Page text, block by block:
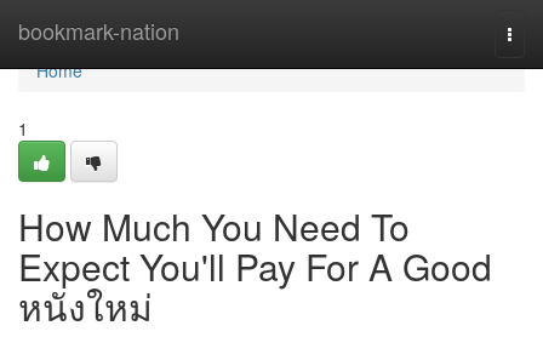
bookmark-nation
Home
Home
1
How Much You Need To
Expect You'll Pay For A Good
หนังใหม่